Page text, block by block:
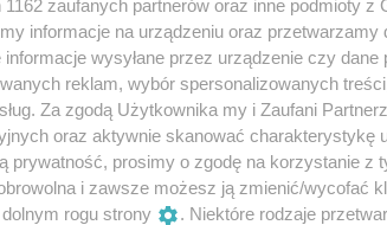
do wysłuchania całej audycji.
zaufanych partnerów oraz inne podmioty
informacje na urządzeniu oraz przetwarzamy
informacje wysyłane przez urządzenie czy
reklam, wybór spersonalizowanych
Za zgodą Użytkownika my i Zaufani
oraz aktywnie skanować charakterystykę
prywatność, prosimy o zgodę na korzystanie z
i zawsze możesz ją zmienić/wycofać
rogu strony
. Niektóre rodzaje